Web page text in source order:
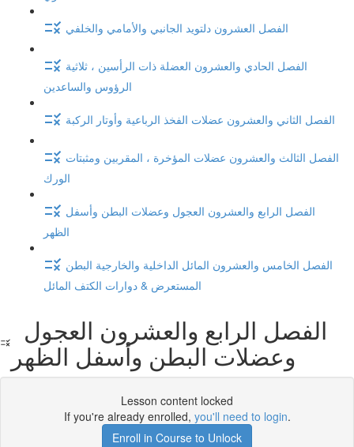
الفصل العشرون دلتويد الجانبي والأمامي والخلفي
الفصل الحادي والعشرون العضلة ذات الرأسين ، ثلاثية
الرؤوس والساعدين
الفصل الثاني والعشرون عضلات الفخذ الرباعية وأوتار الركبة
الفصل الثالث والعشرون عضلات المؤخرة ، المقربين ومثبتات
الورك
الفصل الرابع والعشرون العجول وعضلات البطن وأسفل
الظهر
الفصل الخامس والعشرون المائل الداخلية والخارجية البطن
المستعرض & دوارات الكتف المائل
وعضلات البطن وأسفل الظهر
Lesson content locked
If you're already enrolled, you'll need to login.
Enroll in Course to Unlock